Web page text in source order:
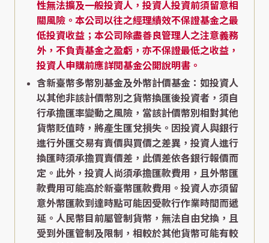
性無法擴及一般投資人，投資人投資前須留意相
關風險。本公司以往之經理績效不保證基金之最
低投資收益；本公司除盡善良管理人之注意義務
外，不負責基金之盈虧，亦不保證最低之收益，
投資人申購前應詳閱基金公開說明書。
含新臺幣多幣別基金及外幣計價基金：如投資人
以其他非該計價幣別之貨幣換匯後投資者，須自
行承擔匯率變動之風險，當該計價幣別相對其他
貨幣貶值時，將產生匯兌損失。因投資人與銀行
進行外匯交易有賣價與買價之差異，投資人進行
換匯時須承擔買賣價差，此價差依各銀行報價而
定。此外，投資人尚須承擔匯款費用，且外幣匯
款費用可能高於新臺幣匯款費用。投資人亦須留
意外幣匯款到達時點可能因受款行作業時間而遞
延。人民幣目前屬管制貨幣，無法自由兌換，且
受到外匯管制及限制，相較於其他貨幣可能有較